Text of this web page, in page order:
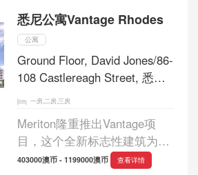
印花税约2000030000澳元； 3.
配套设施齐全，25米恒...
悉尼公寓Vantage Rhodes
公寓
Ground Floor, David Jones/86-
108 Castlereagh Street, 悉尼
新南威尔士州
一房,二房,三房
Meriton隆重推出Vantage项
目，这个全新标志性建筑为
Rhodes半岛带来现代生活的更
403000澳币 - 1199000澳币 查看详情